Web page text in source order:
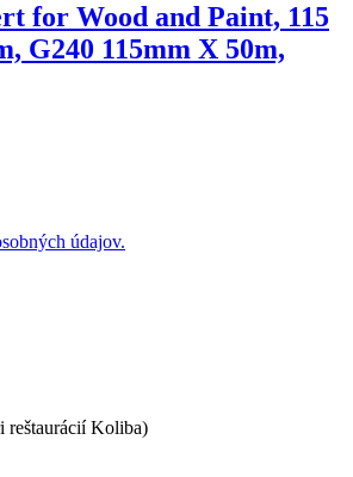
for Wood and Paint, 115
G240 115mm X 50m,
údajov.
reštaurácií Koliba)